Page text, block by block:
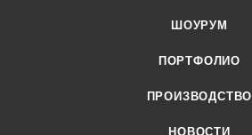
ШОУРУМ
ПОРТФОЛИО
ПРОИЗВОДСТВО
НОВОСТИ